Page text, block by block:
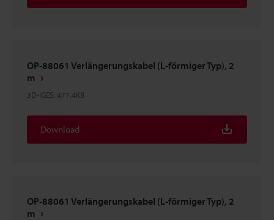
OP-88061 Verlängerungskabel (L-förmiger Typ), 2
m
3D-IGES: 477.4KB
Download
OP-88061 Verlängerungskabel (L-förmiger Typ), 2
m